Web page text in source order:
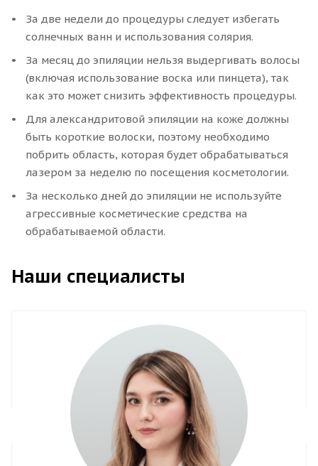
За две недели до процедуры следует избегать
солнечных ванн и использования солярия.
За месяц до эпиляции нельзя выдергивать волосы
(включая использование воска или пинцета), так
как это может снизить эффективность процедуры.
Для александритовой эпиляции на коже должны
быть короткие волоски, поэтому необходимо
побрить область, которая будет обрабатываться
лазером за неделю по посещения косметологии.
За несколько дней до эпиляции не используйте
агрессивные косметические средства на
обрабатываемой области.
Наши специалисты